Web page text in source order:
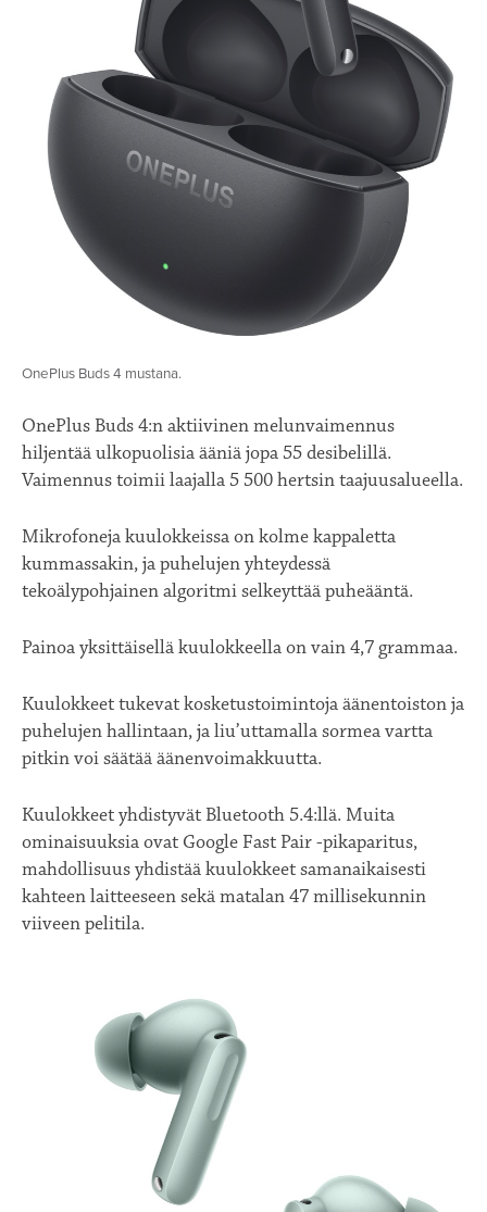
OnePlus Buds 4 mustana.
OnePlus Buds 4:n aktiivinen melunvaimennus
hiljentää ulkopuolisia ääniä jopa 55 desibelillä.
Vaimennus toimii laajalla 5 500 hertsin taajuusalueella.
Mikrofoneja kuulokkeissa on kolme kappaletta
kummassakin, ja puhelujen yhteydessä
tekoälypohjainen algoritmi selkeyttää puheääntä.
Painoa yksittäisellä kuulokkeella on vain 4,7 grammaa.
Kuulokkeet tukevat kosketustoimintoja äänentoiston ja
puhelujen hallintaan, ja liu’uttamalla sormea vartta
pitkin voi säätää äänenvoimakkuutta.
Kuulokkeet yhdistyvät Bluetooth 5.4:llä. Muita
ominaisuuksia ovat Google Fast Pair -pikaparitus,
mahdollisuus yhdistää kuulokkeet samanaikaisesti
kahteen laitteeseen sekä matalan 47 millisekunnin
viiveen pelitila.